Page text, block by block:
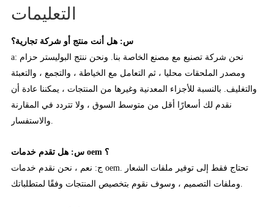
التعليمات
س: هل أنت منتج أو شركة تجارية؟
a: نحن شركة تصنيع مع مصنع الخاصة بنا. ونحن ننتج البوليستر حزام
ومصدر الملحقات محليا ، ثم التعامل مع الخياطة ، والتجمع ، والتعبئة
والتغليف. بالنسبة للأجزاء المعدنية وغيرها من المنتجات ، يمكننا عادة أن
نقدم لك أسعارًا أقل من متوسط السوق ، ولا تتردد في المقارنة
والاستفسار.
س: هل تقدم خدمات oem ؟
ج: نعم ، نحن نقدم خدمات oem. تحتاج فقط إلى توفير ملفات الشعار
وملفات التصميم ، وسوف نقوم بتخصيص المنتجات وفقًا لمتطلباتك.